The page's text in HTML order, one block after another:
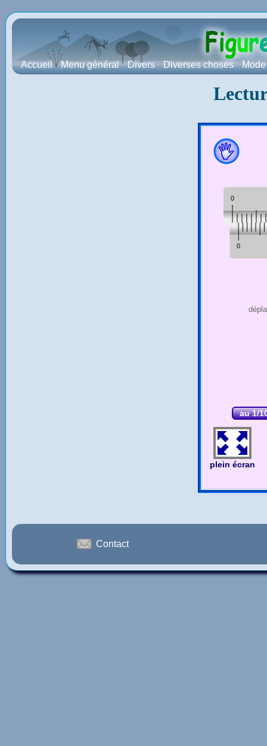
Accueil Menu général Divers Diverses choses
Contact